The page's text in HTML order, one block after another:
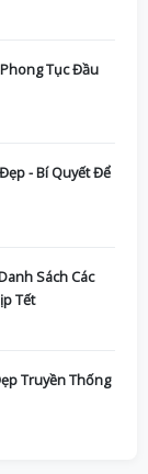
Tục Đầu
- Bí Quyết Để
Sách Các
Tết
Truyền Thống